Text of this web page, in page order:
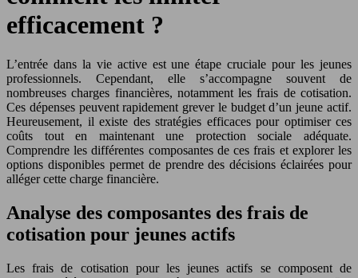
efficacement ?
L’entrée dans la vie active est une étape cruciale pour les jeunes
professionnels. Cependant, elle s’accompagne souvent de
nombreuses charges financières, notamment les frais de cotisation.
Ces dépenses peuvent rapidement grever le budget d’un jeune actif.
Heureusement, il existe des stratégies efficaces pour optimiser ces
coûts tout en maintenant une protection sociale adéquate.
Comprendre les différentes composantes de ces frais et explorer les
options disponibles permet de prendre des décisions éclairées pour
alléger cette charge financière.
Analyse des composantes des frais de
cotisation pour jeunes actifs
Les frais de cotisation pour les jeunes actifs se composent de